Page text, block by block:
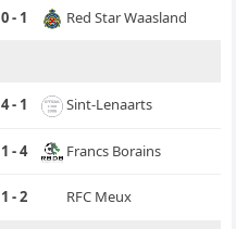
0 - 1 Red Star Waasland
4 - 1 Sint-Lenaarts
1 - 4 Francs Borains
1 - 2 RFC Meux